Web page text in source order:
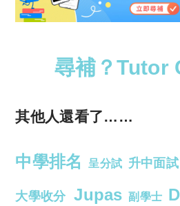
尋補？Tutor
其他人還看了……
中學排名 呈分試 升中面試
大學收分 Jupas 副學士